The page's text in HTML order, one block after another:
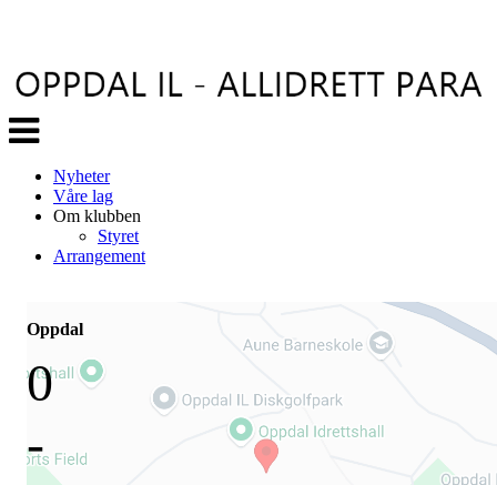
Veksle
navigasjon
Nyheter
Våre lag
Om klubben
Styret
Arrangement
Oppdal
0
-